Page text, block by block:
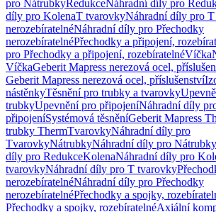
pro NátrubkyRedukceNáhradní díly pro
díly pro KolenaT tvarovkyNáhradní díly pro
nerozebíratelnéNáhradní díly pro Přechodky
nerozebíratelnéPřechodky a připojení,
pro Přechodky a připojení, rozebíratelnéVíčka
VíčkaGeberit Mapress nerezová ocel,
Geberit Mapress nerezová ocel, příslušenství
nástěnkyTěsnění pro trubky a tvarovky
trubkyUpevnění pro připojeníNáhradní díly
připojeníSystémová těsněníGeberit Mapress
trubky ThermTvarovkyNáhradní díly pro
TvarovkyNátrubkyNáhradní díly pro Nátrubky
díly pro RedukceKolenaNáhradní díly pro
tvarovkyNáhradní díly pro T tvarovky
nerozebíratelnéNáhradní díly pro Přechodky
nerozebíratelnéPřechodky a spojky,
Přechodky a spojky, rozebíratelnéAxiální